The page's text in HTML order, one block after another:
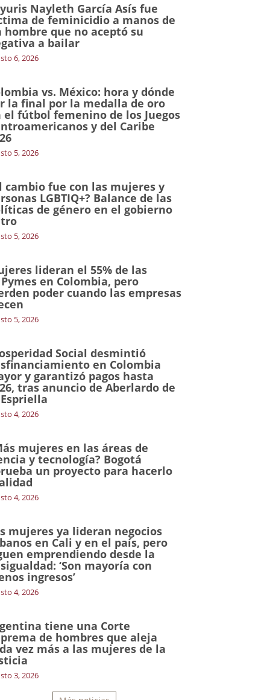
Nayleth García Asís fue
de feminicidio a manos de
hombre que no aceptó su
a bailar
6, 2026
vs. México: hora y dónde
la final por la medalla de oro
el fútbol femenino de los Juegos
y del Caribe
5, 2026
cambio fue con las mujeres y
LGBTIQ+? Balance de las
de género en el gobierno
5, 2026
lideran el 55% de las
en Colombia, pero
poder cuando las empresas
5, 2026
Social desmintió
en Colombia
y garantizó pagos hasta
tras anuncio de Aberlardo de
4, 2026
mujeres en las áreas de
y tecnología? Bogotá
un proyecto para hacerlo
4, 2026
mujeres ya lideran negocios
en Cali y en el país, pero
emprendiendo desde la
‘Son mayoría con
ingresos’
4, 2026
tiene una Corte
de hombres que aleja
vez más a las mujeres de la
3, 2026